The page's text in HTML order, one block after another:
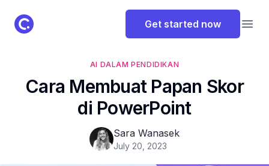
ClassPoint Logo Get started now
AI DALAM PENDIDIKAN
Cara Membuat Papan Skor
di PowerPoint
Sara Wanasek
July 20, 2023